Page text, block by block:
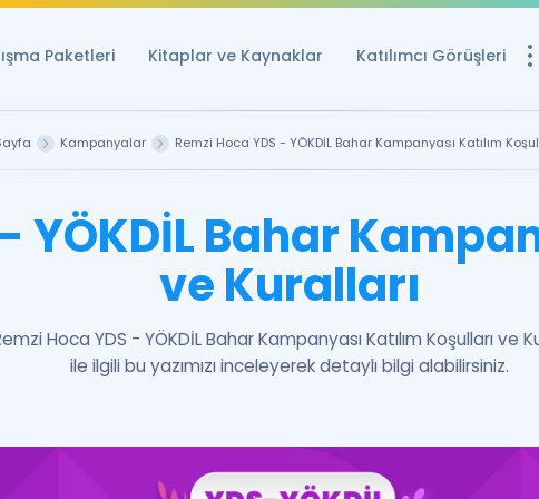
Paketleri Kitaplar ve Kaynaklar Katılımcı Görüşleri
Ücretsiz
YDS ve YÖKDİL
İngilizce
Puan
YDS ve YÖKDİL
Rehberlik Aracı
ÖSYM Sınav
Tüm ÖSYM
Kampanyalar Remzi Hoca YDS - YÖKDİL Bahar Kampanyası Katılım
YÖKDİL Bahar
ve Kuralları
Hoca YDS - YÖKDİL Bahar Kampanyası Katılım Koşulları ve
ile ilgili bu yazımızı inceleyerek detaylı bilgi alabilirsiniz.